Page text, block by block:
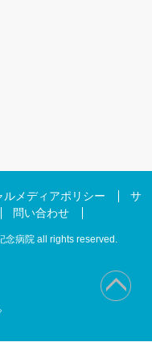
ルメディアポリシー
サ
問い合わせ
念病院 all rights reserved.